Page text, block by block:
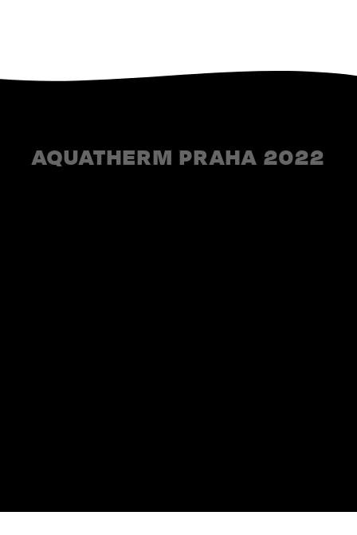
AQUATHERM PRAHA 2022